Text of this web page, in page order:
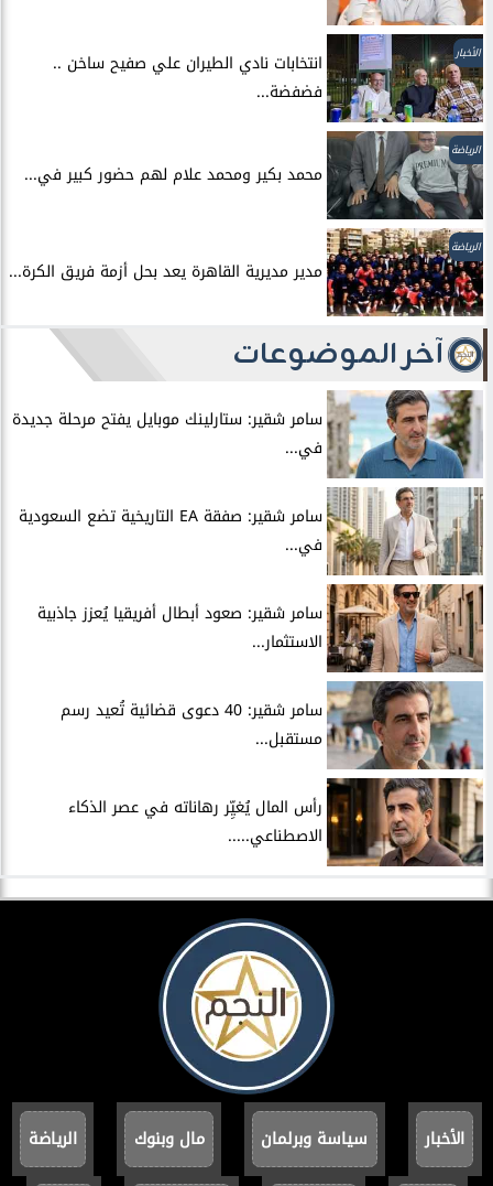
الأخبار
انتخابات نادي الطيران علي صفيح ساخن ..
فضفضة...
الرياضة
محمد بكير ومحمد علام لهم حضور كبير في...
الرياضة
مدير مديرية القاهرة يعد بحل أزمة فريق الكرة...
آخر الموضوعات
سامر شقير: ستارلينك موبايل يفتح مرحلة جديدة
في...
سامر شقير: صفقة EA التاريخية تضع السعودية
في...
سامر شقير: صعود أبطال أفريقيا يُعزز جاذبية
الاستثمار...
سامر شقير: 40 دعوى قضائية تُعيد رسم
مستقبل...
رأس المال يُغيِّر رهاناته في عصر الذكاء
الاصطناعي.....
الأخبار سياسة وبرلمان مال وبنوك الرياضة